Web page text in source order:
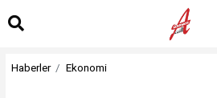
Haberler Ekonomi